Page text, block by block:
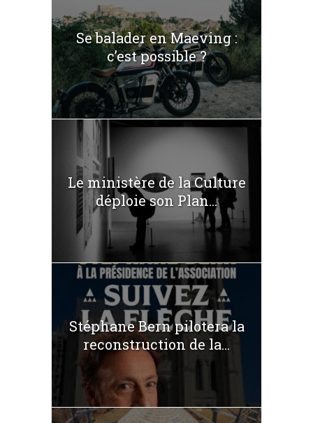
Se balader en Maeving :
c’est possible ?
Le ministère de la Culture
déploie son Plan...
Stéphane Bern pilotera la
reconstruction de la...